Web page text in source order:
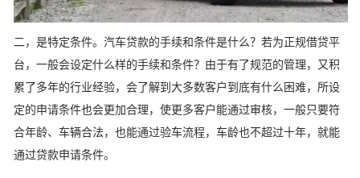
二，是特定条件。汽车贷款的手续和条件是什么？若为正规借贷平
台，一般会设定什么样的手续和条件？由于有了规范的管理，又积
累了多年的行业经验，会了解到大多数客户到底有什么困难，所设
定的申请条件也会更加合理，使更多客户能通过审核，一般只要符
合年龄、车辆合法，也能通过验车流程，车龄也不超过十年，就能
通过贷款申请条件。